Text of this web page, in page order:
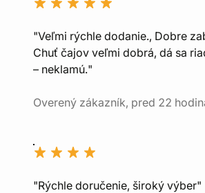
"Veľmi rýchle dodanie., Dobre
Chuť čajov veľmi dobrá, dá sa
– neklamú."
Overený zákazník, pred 22
"Rýchle doručenie, široký výber"